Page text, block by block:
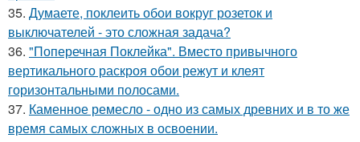
35. Думаете, поклеить обои вокруг розеток и
выключателей - это сложная задача?
36. "Поперечная Поклейка". Вместо привычного
вертикального раскроя обои режут и клеят
горизонтальными полосами.
37. Каменное ремесло - одно из самых древних и в то же
время самых сложных в освоении.